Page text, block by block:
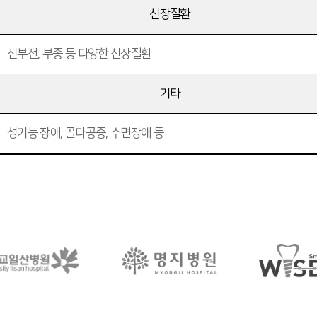
신장질환
신부전, 부종 등 다양한 신장질환
기타
성기능 장애, 골다공증, 수면장애 등